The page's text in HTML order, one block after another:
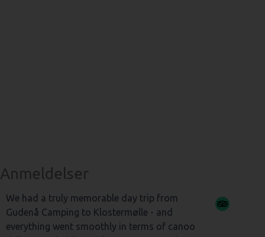
Anmeldelser
We had a truly memorable day trip from
Gudenå Camping to Klostermølle - and
everything went smoothly in terms of canoo